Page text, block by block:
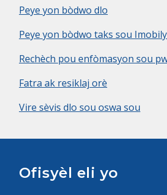
Peye yon bòdwo dlo
Peye yon bòdwo taks sou
Rechèch pou enfòmasyon sou
Fatra ak resiklaj orè
Vire sèvis dlo sou oswa sou
Ofisyèl eli yo